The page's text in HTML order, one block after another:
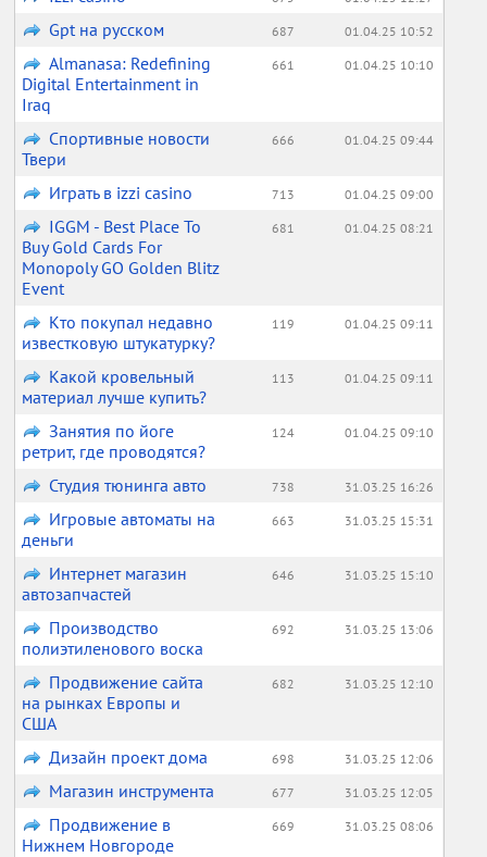
Gpt на русском 687 01.04.25 10:52
Almanasa: Redefining
Digital Entertainment in
Iraq
661 01.04.25 10:10
Спортивные новости
Твери
666 01.04.25 09:44
Играть в izzi casino 713 01.04.25 09:00
IGGM - Best Place To
Buy Gold Cards For
Monopoly GO Golden Blitz
Event
681 01.04.25 08:21
Кто покупал недавно
известковую штукатурку?
119 01.04.25 09:11
Какой кровельный
материал лучше купить?
113 01.04.25 09:11
Занятия по йоге
ретрит, где проводятся?
124 01.04.25 09:10
Студия тюнинга авто 738 31.03.25 16:26
Игровые автоматы на
деньги
663 31.03.25 15:31
Интернет магазин
автозапчастей
646 31.03.25 15:10
Производство
полиэтиленового воска
692 31.03.25 13:06
Продвижение сайта
на рынках Европы и
США
682 31.03.25 12:10
Дизайн проект дома 698 31.03.25 12:06
Магазин инструмента 677 31.03.25 12:05
Продвижение в
Нижнем Новгороде
669 31.03.25 08:06